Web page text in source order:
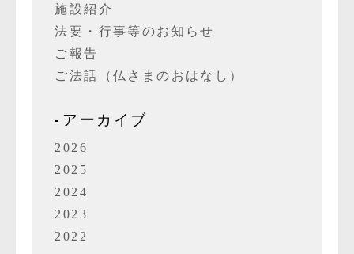
施設紹介
法要・行事等のお知らせ
ご報告
ご法話（仏さまのおはなし）
アーカイブ
2026
2025
2024
2023
2022